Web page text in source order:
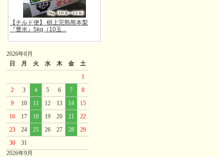
2026年8月
日
月 火 水 木 金
土
1
2
3 4 5 6 7
8
9
10 11 12 13 14
15
16
17 18 19 20 21
22
23
24 25 26 27 28
29
30
31
2026年9月